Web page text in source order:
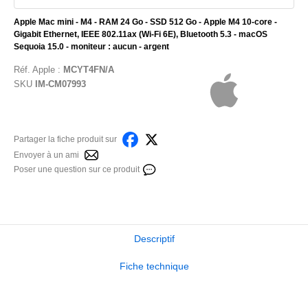
Apple Mac mini - M4 - RAM 24 Go - SSD 512 Go - Apple M4 10-core -
Gigabit Ethernet, IEEE 802.11ax (Wi-Fi 6E), Bluetooth 5.3 - macOS
Sequoia 15.0 - moniteur : aucun - argent
Réf. Apple: MCYT4FN/A
SKU
IM-CM07993
Partager la fiche produit sur
Envoyer à un ami
Poser une question sur ce produit
Descriptif
Fiche technique